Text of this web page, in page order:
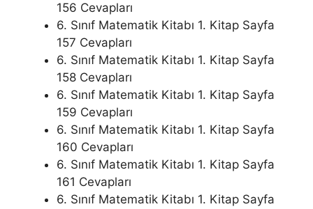
156 Cevapları
6. Sınıf Matematik Kitabı 1. Kitap Sayfa
157 Cevapları
6. Sınıf Matematik Kitabı 1. Kitap Sayfa
158 Cevapları
6. Sınıf Matematik Kitabı 1. Kitap Sayfa
159 Cevapları
6. Sınıf Matematik Kitabı 1. Kitap Sayfa
160 Cevapları
6. Sınıf Matematik Kitabı 1. Kitap Sayfa
161 Cevapları
6. Sınıf Matematik Kitabı 1. Kitap Sayfa